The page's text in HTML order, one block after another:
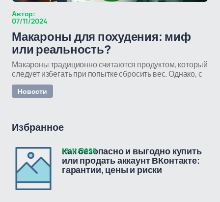
Автор:
07/11/2024
Макароны для похудения: миф
или реальность?
Макароны традиционно считаются продуктом, который
следует избегать при попытке сбросить вес. Однако, с
Новости
Избранное
Как безопасно и выгодно купить
или продать аккаунт ВКонтакте:
гарантии, цены и риски
13/11/2025